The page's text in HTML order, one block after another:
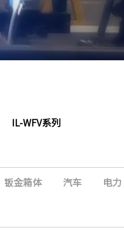
IL-WFV系列
钣金箱体 汽车 电力